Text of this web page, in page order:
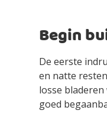
Begin
De eerste
en natte
losse
goed